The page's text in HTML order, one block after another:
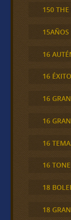
150
15AÑOS
16
16
16
16
16
16
18
18